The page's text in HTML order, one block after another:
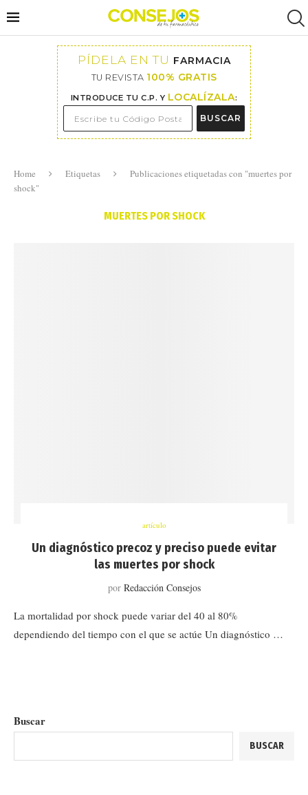
PÍDELA EN TU FARMACIA
TU REVISTA 100% GRATIS
INTRODUCE TU C.P. Y LOCALÍZALA:
BUSCAR
Home Etiquetas
Publicaciones etiquetadas con "muertes por
shock"
MUERTES POR SHOCK
artículo
Un diagnóstico precoz y preciso puede evitar
las muertes por shock
por Redacción Consejos
La mortalidad por shock puede variar del 40 al 80%
dependiendo del tiempo con el que se actúe Un diagnóstico …
Buscar
BUSCAR